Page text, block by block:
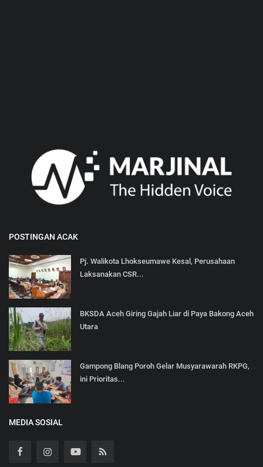
POSTINGAN ACAK
Pj. Walikota Lhokseumawe Kesal, Perusahaan
Laksanakan CSR...
BKSDA Aceh Giring Gajah Liar di Paya Bakong Aceh
Utara
Gampong Blang Poroh Gelar Musyarawarah RKPG,
ini Prioritas...
MEDIA SOSIAL